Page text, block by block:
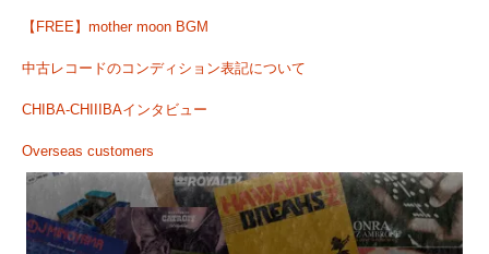
【FREE】mother moon BGM
中古レコードのコンディション表記について
CHIBA-CHIIIBAインタビュー
Overseas customers